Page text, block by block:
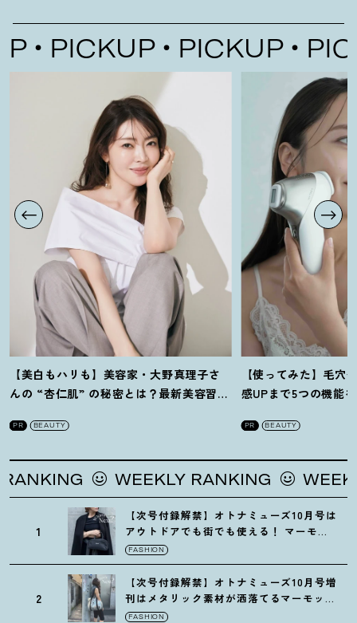
PICKUP PICKUP
【美白もハリも】美容家・大野真理子さ
んの “杏仁肌” の秘密とは ？ 最新美容習慣
PR BEAUTY
【使ってみた】毛穴
感UPまで5つの機能
PR BEAUTY
WEEKLY RANKING WEEKLY
1
【次号付録解禁】オトナミューズ10月号は
アウトドアでも街でも使える ！ マーモッ
トの黒ショルダー
FASHION
2
【次号付録解禁】オトナミューズ10月号増
刊はメタリック素材が洒落てるマーモット
の保冷バッグ
FASHION